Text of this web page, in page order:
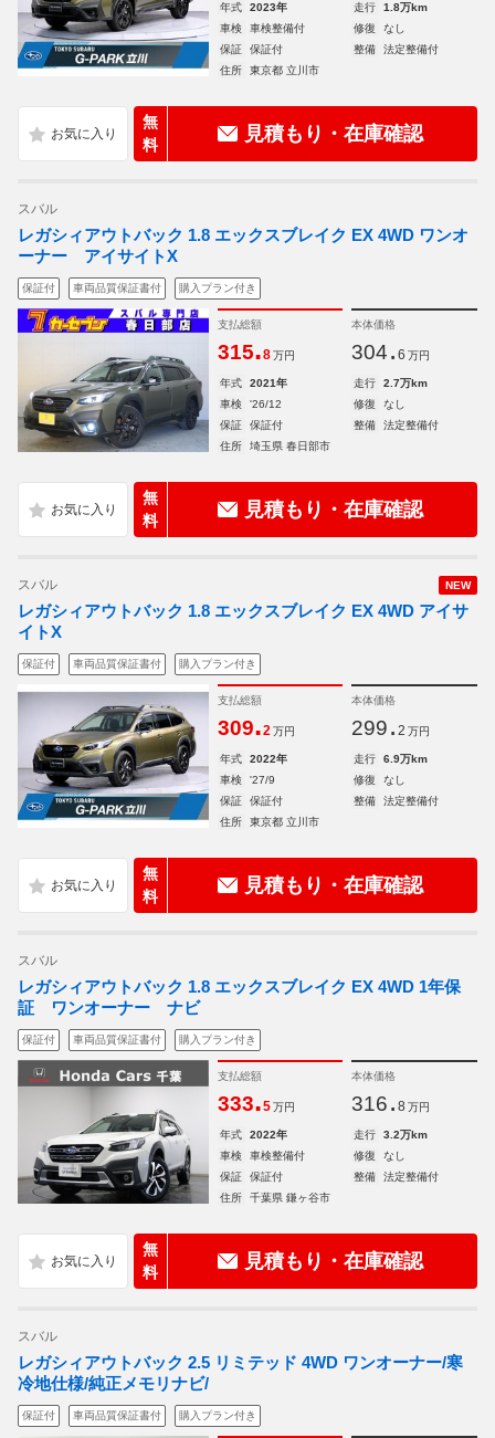
年式 2023年 走行
1.8万km
車検
車検整備付 修復
なし
保証
保証付 整備
法定整備付
住所
東京都 立川市
無
料
見積もり・在庫確認
スバル
レガシィアウトバック 1.8 エックスブレイク EX 4WD ワンオ
ーナー アイサイトX
保証付 車両品質保証書付 購入プラン付き
支払総額
315.8 万円
本体価格
304. 6 万円
年式 2021年 走行
2.7万km
車検
'26/12 修復
なし
保証
保証付 整備
法定整備付
住所
埼玉県 春日部市
無
料
見積もり・在庫確認
NEW
スバル
レガシィアウトバック 1.8 エックスブレイク EX 4WD アイサ
イトX
保証付 車両品質保証書付 購入プラン付き
支払総額
309.2 万円
本体価格
299. 2 万円
年式 2022年 走行
6.9万km
車検
'27/9 修復
なし
保証
保証付 整備
法定整備付
住所
東京都 立川市
無
料
見積もり・在庫確認
スバル
レガシィアウトバック 1.8 エックスブレイク EX 4WD 1年保
証 ワンオーナー ナビ
保証付 車両品質保証書付 購入プラン付き
支払総額
333.5 万円
本体価格
316. 8 万円
年式 2022年 走行
3.2万km
車検
車検整備付 修復
なし
保証
保証付 整備
法定整備付
住所
千葉県 鎌ヶ谷市
無
料
見積もり・在庫確認
スバル
レガシィアウトバック 2.5 リミテッド 4WD ワンオーナー/寒
冷地仕様/純正メモリナビ/
保証付 車両品質保証書付 購入プラン付き